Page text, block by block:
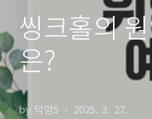
씽크홀의
은?
by 덕암5 2025. 3. 27.